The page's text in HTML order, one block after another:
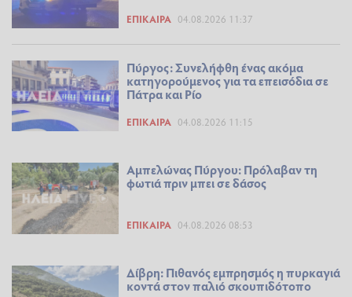
ΕΠΊΚΑΙΡΑ 04.08.2026 11:37
Πύργος: Συνελήφθη ένας ακόμα
κατηγορούμενος για τα επεισόδια σε
Πάτρα και Ρίο
ΕΠΊΚΑΙΡΑ 04.08.2026 11:15
Αμπελώνας Πύργου: Πρόλαβαν τη
φωτιά πριν μπει σε δάσος
ΕΠΊΚΑΙΡΑ 04.08.2026 08:53
Δίβρη: Πιθανός εμπρησμός η πυρκαγιά
κοντά στον παλιό σκουπιδότοπο